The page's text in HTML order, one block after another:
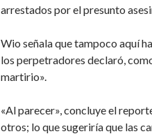
arrestados por el presunto
Wio señala que tampoco aquí
los perpetradores declaró,
martirio».
«Al parecer», concluye el
otros; lo que sugeriría que las